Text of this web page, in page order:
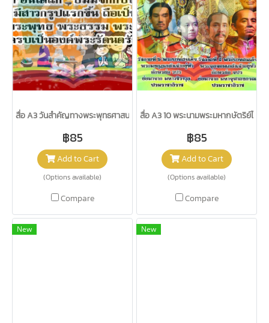
สื่อ A3 วันสำคัญทางพระพุทธศาสนา/วรา
฿85
Add to Cart
(Options available)
Compare
สื่อ A3 10 พระนามพระมหากษัตริย์ไทย
฿85
Add to Cart
(Options available)
Compare
New New